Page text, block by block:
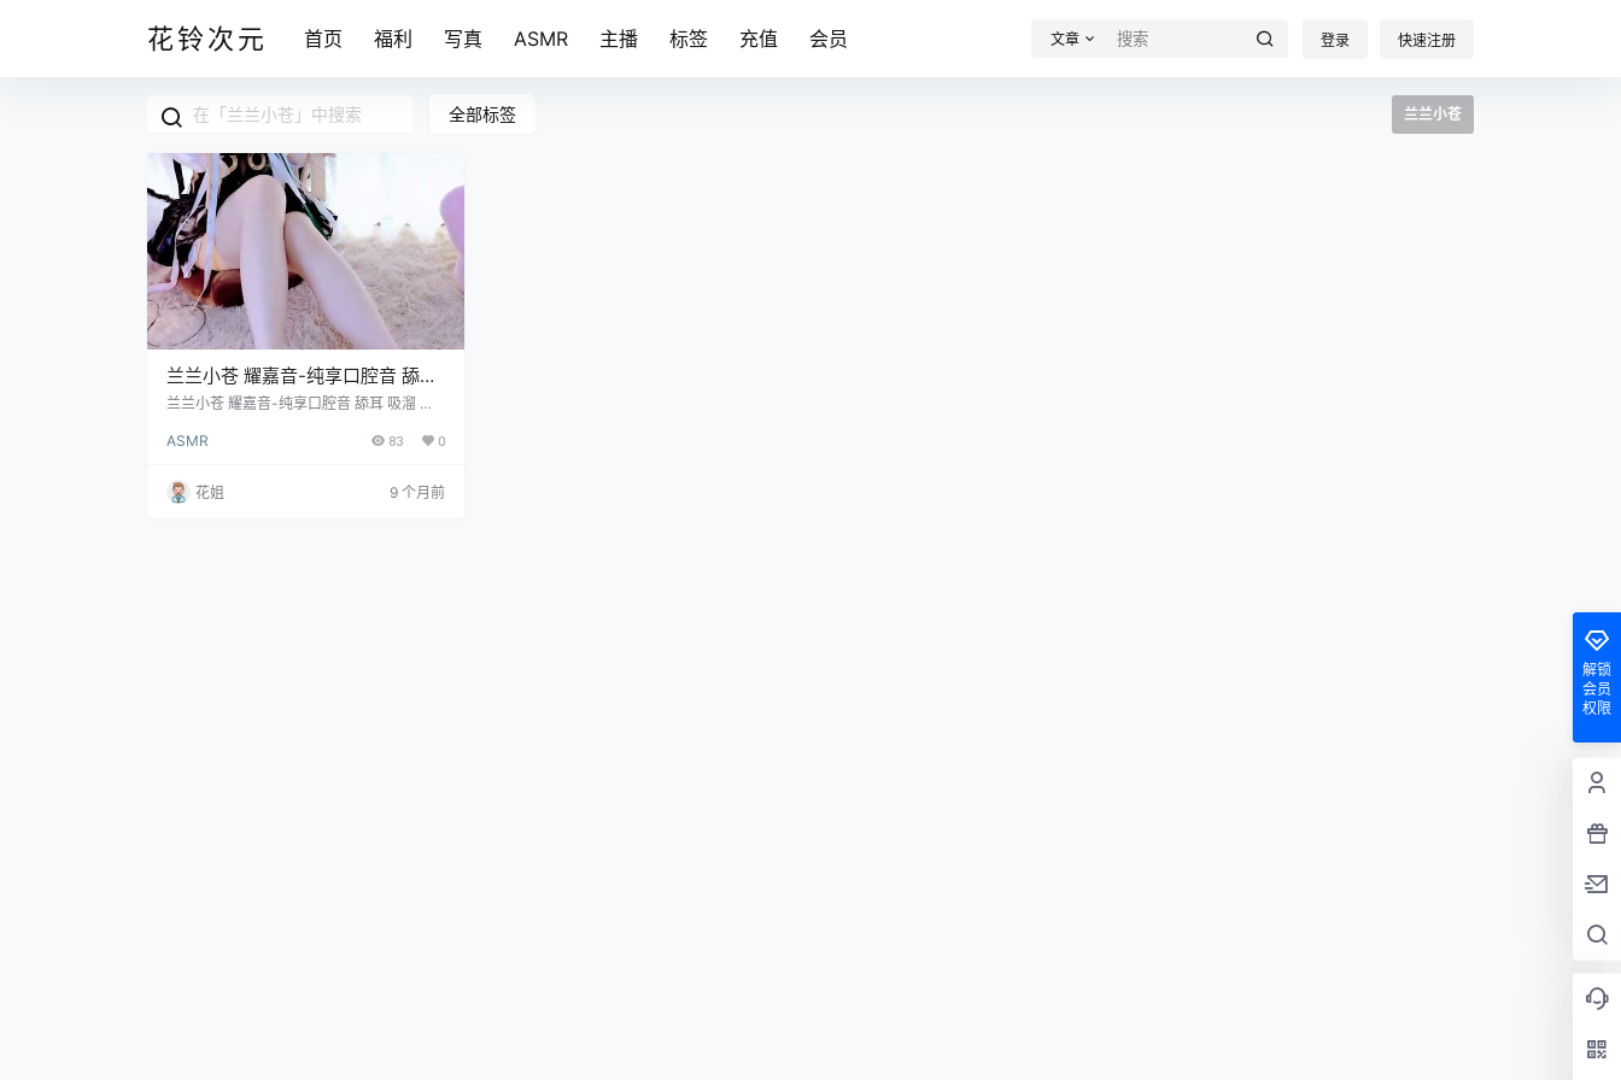
花铃次元 首页 福利 写真 ASMR 主播 标签 充值 会员 文章 登录 快速注册
全部标签 兰兰小苍
兰兰小苍 耀嘉音-纯享口腔音 舔耳
吸溜 吃耳 [1V/367M]
兰兰小苍 耀嘉音-纯享口腔音 舔耳 吸溜 吃
ASMR
83 0
花姐 9 个月前
解锁
会员
权限